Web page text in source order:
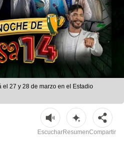
el 27 y 28 de marzo en el Estadio
EscucharResumenCompartir